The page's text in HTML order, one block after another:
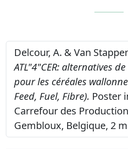
Delcour, A. & Van
ATL"4"CER: alternatives
pour les céréales
Feed, Fuel, Fibre). Poster
Carrefour des
Gembloux, Belgique, 2